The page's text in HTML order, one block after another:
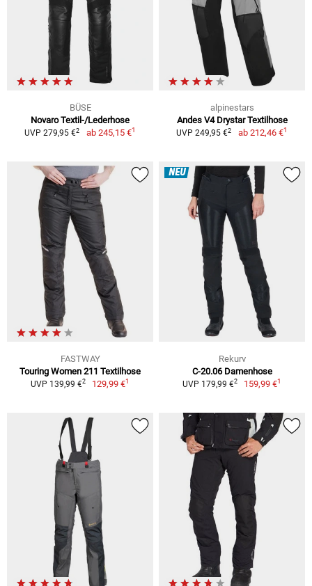
BÜSE
Novaro Textil-/Lederhose
UVP 279,95 €2 ab 245,15 €1
alpinestars
Andes V4 Drystar Textilhose
UVP 249,95 €2 ab 212,46 €1
FASTWAY
Touring Women 211 Textilhose
UVP 139,99 €2 129,99 €1
NEU
Rekurv
C-20.06 Damenhose
UVP 179,99 €2 159,99 €1